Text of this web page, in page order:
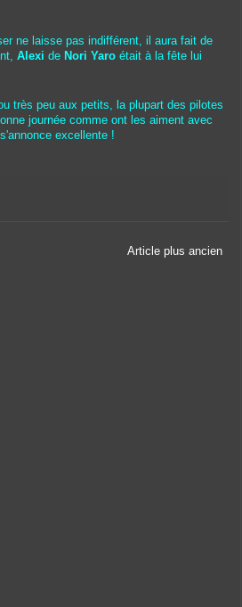
ne laisse pas indifférent, il aura fait de
Alexi de Nori Yaro était à la fête lui
très peu aux petits, la plupart des pilotes
journée comme ont les aiment avec
excellente !
Article plus ancien